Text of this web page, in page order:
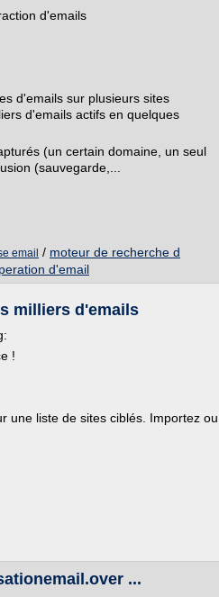
d'emails
d'emails sur plusieurs sites
d'emails actifs en quelques
(un certain domaine, un seul
(sauvegarde,...
email / moteur de recherche d
d'email
milliers d'emails
!
une liste de sites ciblés. Importez ou
...